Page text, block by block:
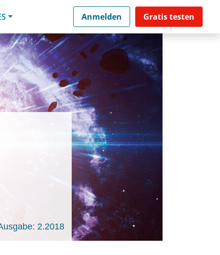
Anmelden Gratis testen
2.2018